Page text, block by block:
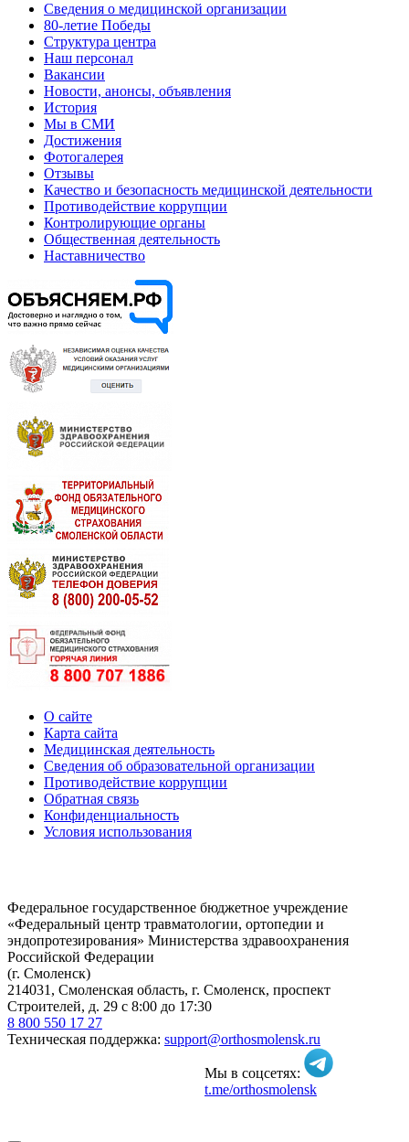
Сведения о медицинской организации
80-летие Победы
Структура центра
Наш персонал
Вакансии
Новости, анонсы, объявления
История
Мы в СМИ
Достижения
Фотогалерея
Отзывы
Качество и безопасность медицинской деятельности
Противодействие коррупции
Контролирующие органы
Общественная деятельность
Наставничество
О сайте
Карта сайта
Медицинская деятельность
Сведения об образовательной организации
Противодействие коррупции
Обратная связь
Конфиденциальность
Условия использования
Федеральное государственное бюджетное учреждение
«Федеральный центр травматологии, ортопедии и
эндопротезирования» Министерства здравоохранения
Российской Федерации
(г. Смоленск)
214031, Смоленская область, г. Смоленск, проспект
Строителей, д. 29 с 8:00 до 17:30
8 800 550 17 27
Техническая поддержка: support@orthosmolensk.ru
Мы в соцсетях:
t.me/orthosmolensk